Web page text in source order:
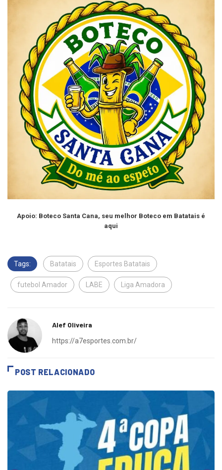
Apoio: Boteco Santa Cana, seu melhor Boteco em Batatais é
aqui
Tags: Batatais Esportes Batatais
futebol Amador LABE Liga Amadora
Alef Oliveira
https://a7esportes.com.br/
POST RELACIONADO